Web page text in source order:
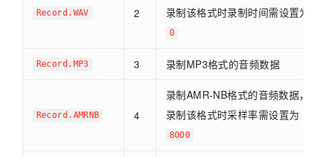
Record.WAV 2
录制该格式时录制时间需设置为
0
Record.MP3 3 录制MP3格式的音频数据
Record.AMRNB 4
录制AMR-NB格式的音频数据，
录制该格式时采样率需设置为
8000